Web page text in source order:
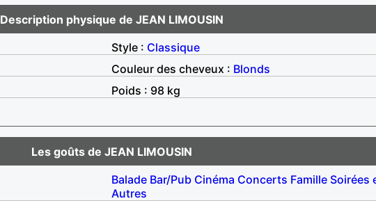
Description physique de JEAN LIMOUSIN
Style : Classique
Couleur des cheveux : Blonds
Poids : 98 kg
Les goûts de JEAN LIMOUSIN
Balade Bar/Pub Cinéma Concerts Famille Soirées
Autres